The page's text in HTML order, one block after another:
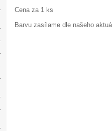
Cena za 1 ks
Barvu zasílame dle našeho